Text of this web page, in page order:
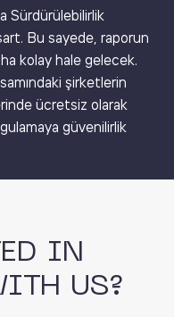
Sürdürülebilirlik
Bu sayede, raporun
kolay hale gelecek.
şirketlerin
ücretsiz olarak
güvenilirlik
IN
US?